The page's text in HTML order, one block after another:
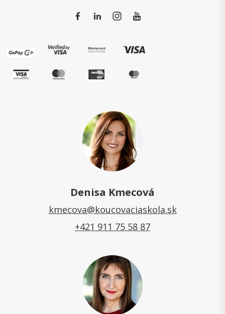
Denisa Kmecová
kmecova@koucovaciaskola.sk
+421 911 75 58 87